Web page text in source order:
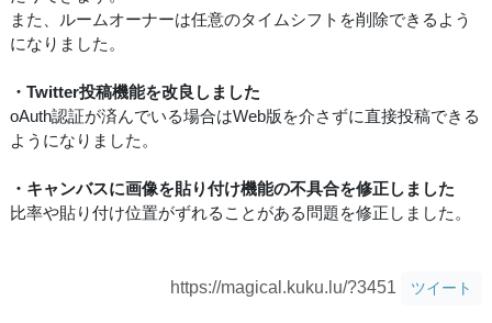
また、ルームオーナーは任意のタイムシフトを削除できるよう
になりました。
・Twitter投稿機能を改良しました
oAuth認証が済んでいる場合はWeb版を介さずに直接投稿できる
ようになりました。
・キャンバスに画像を貼り付け機能の不具合を修正しました
比率や貼り付け位置がずれることがある問題を修正しました。
https://magical.kuku.lu/?3451 ツイート